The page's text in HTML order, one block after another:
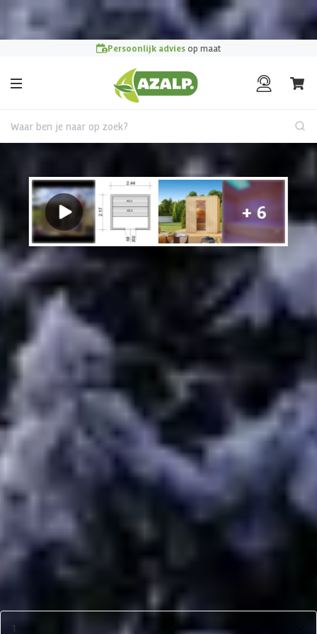
Azalp Mega Zomer Weken
Persoonlijk advies op maat
Waar ben je naar op zoek?
€ 1319 korting t/m 31 augustus
Sauna kiezen?
Beantwoord een paar korte vragen en vind de sauna die bij
jou past!
Start de keuzehulp
Azalp Royal Class
buitensauna Sabrina 244x217
cm
8.793,-
Je bespaart € 1.319,-
Niet op voorraad
Afmeting
1